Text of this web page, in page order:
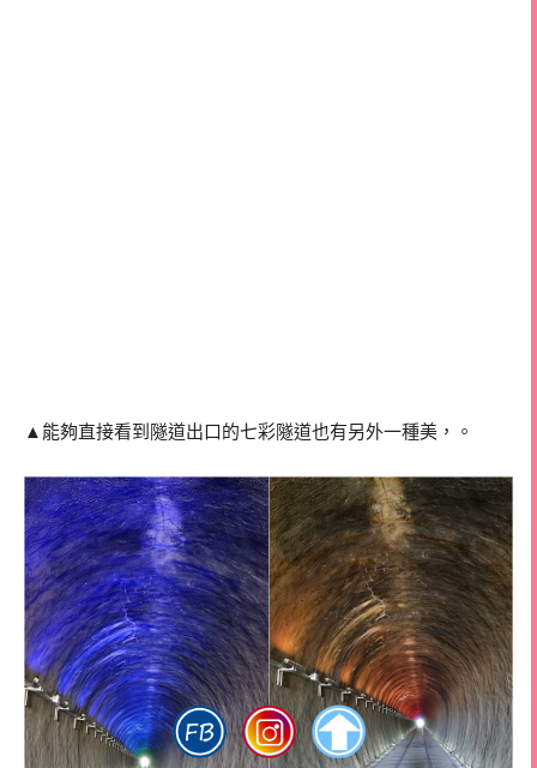
▲能夠直接看到隧道出口的七彩隧道也有另外一種美，。